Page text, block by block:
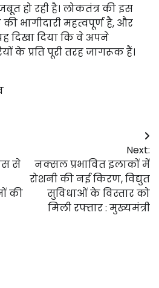
हो रही है। लोकतंत्र की इस
भागीदारी महत्वपूर्ण है, और
दिखा दिया कि वे अपने
के प्रति पूरी तरह जागरूक हैं।
से
की
Next:
नक्सल प्रभावित इलाकों में
रोशनी की नई किरण, विद्युत
सुविधाओं के विस्तार को
मिली रफ्तार : मुख्यमंत्री